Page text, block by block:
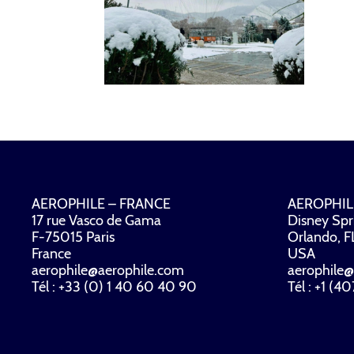
AEROPHILE – FRANCE
17 rue Vasco de Gama
F-75015 Paris
France
aerophile@aerophile.com
Tél : +33 (0) 1 40 60 40 90
Disney
Orlando,
USA
Tél : +1